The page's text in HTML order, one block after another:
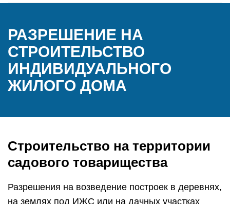
РАЗРЕШЕНИЕ НА
СТРОИТЕЛЬСТВО
ИНДИВИДУАЛЬНОГО
ЖИЛОГО ДОМА
Строительство на территории
садового товарищества
Разрешения на возведение построек в деревнях,
на землях под ИЖС или на дачных участках